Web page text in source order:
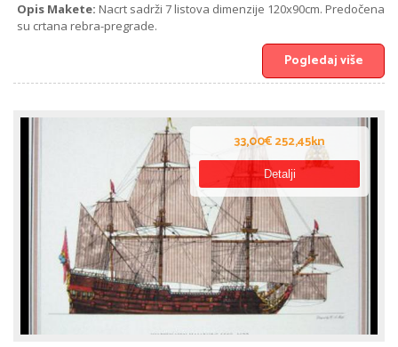
Opis Makete: Nacrt sadrži 7 listova dimenzije 120x90cm. Predočena
su crtana rebra-pregrade.
Pogledaj više
33,00€ 252,45kn
Detalji